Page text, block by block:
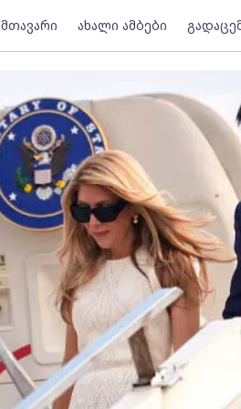
მთავარი ახალი ამბები